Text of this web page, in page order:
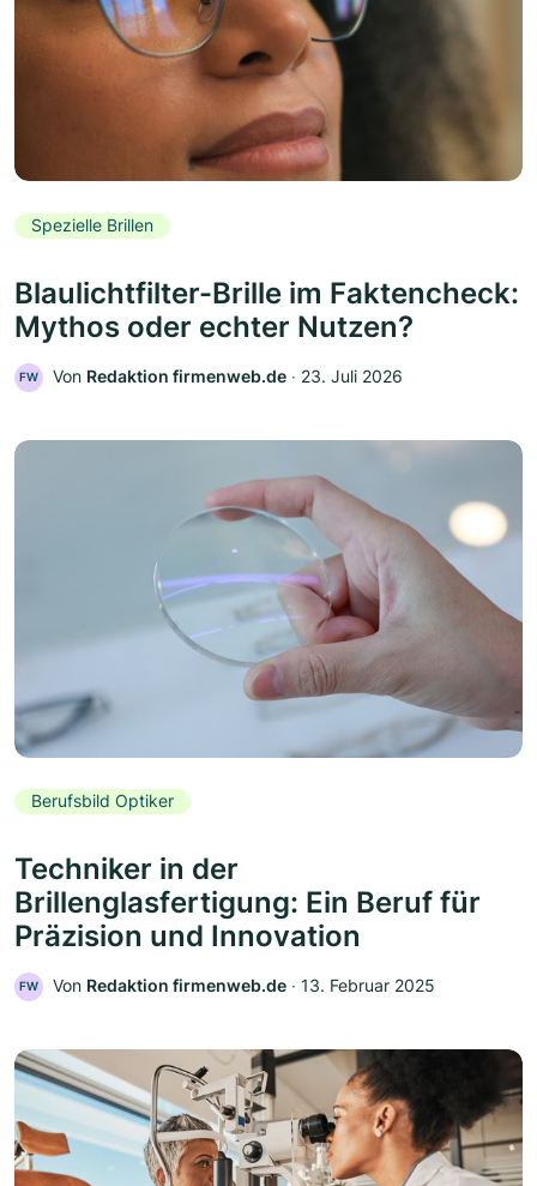
Spezielle Brillen
Blaulichtfilter-Brille im Faktencheck:
Mythos oder echter Nutzen?
FW Von Redaktion firmenweb.de ‧ 23. Juli 2026
Berufsbild Optiker
Techniker in der
Brillenglasfertigung: Ein Beruf für
Präzision und Innovation
FW Von Redaktion firmenweb.de ‧ 13. Februar 2025